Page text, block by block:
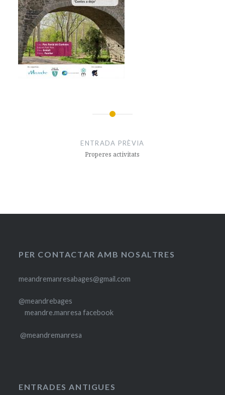
ENTRADA PRÈVIA
Properes activitats
PER CONTACTAR AMB NOSALTRES
meandremanresabages@gmail.com
@meandrebages
meandre.manresa facebook
@meandremanresa
ENTRADES ANTIGUES